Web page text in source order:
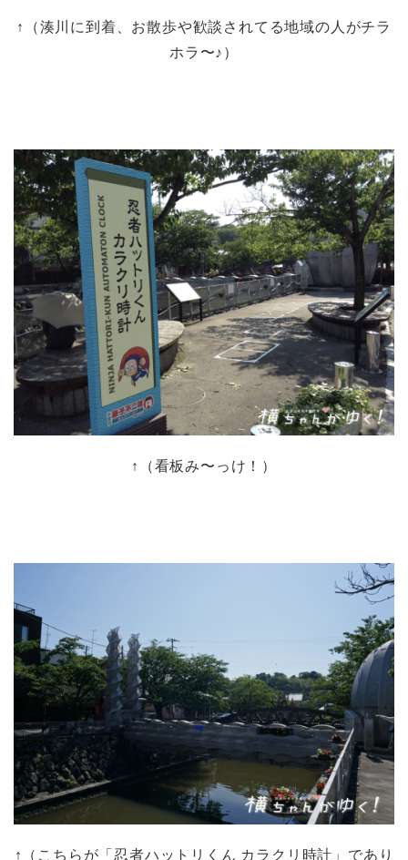
↑（湊川に到着、お散歩や歓談されてる地域の人がチラ
ホラ〜♪）
↑（看板み〜っけ！）
↑（こちらが「忍者ハットリくん カラクリ時計」であり